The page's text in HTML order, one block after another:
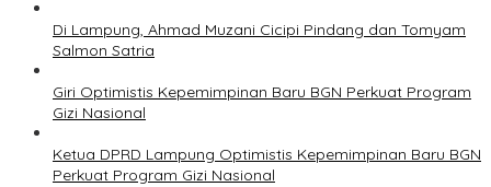
Di Lampung, Ahmad Muzani Cicipi Pindang dan Tomyam
Salmon Satria
Giri Optimistis Kepemimpinan Baru BGN Perkuat Program
Gizi Nasional
Ketua DPRD Lampung Optimistis Kepemimpinan Baru BGN
Perkuat Program Gizi Nasional